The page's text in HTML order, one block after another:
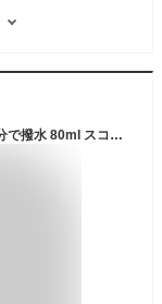
3M 防水スプレー 靴 スニーカー 衣類 革 速効性 1分で撥水 80ml スコッチガード SG-S80